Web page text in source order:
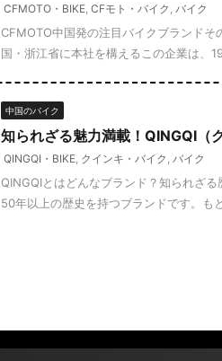
CFMOTO・BIKE CFモト・バイク バイク
CFMOTO中国発の注目バイクブランド
国・浙江省に本社を構えるこの企業は、
中国のバイク
知られざる魅力満載！QINGQI（
QINGQI・BIKE クインキ・バイク バイク
QINGQIとはどんなブランド？知られざ
50年以上の歴史を持つブランドです。も